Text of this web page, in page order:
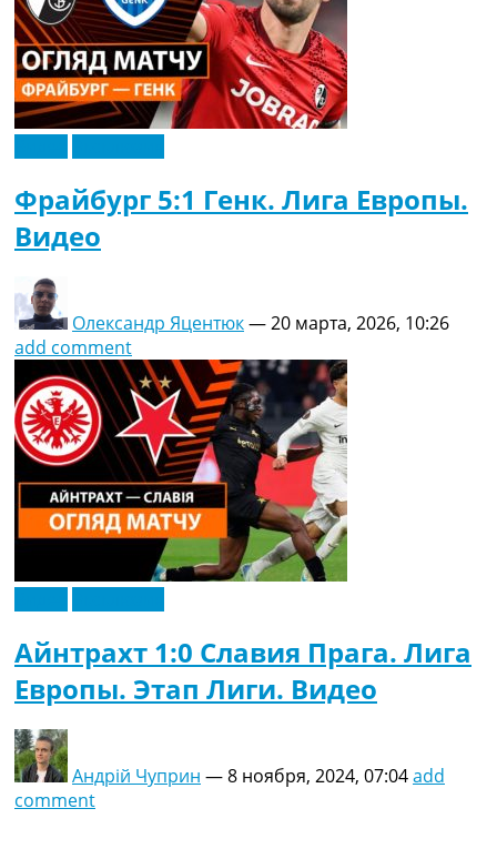
Фрайбург 5:1 Генк. Лига Европы.
Видео
Олександр Яцентюк—20 марта, 2026, 10:26
add comment
Айнтрахт 1:0 Славия Прага. Лига
Европы. Этап Лиги. Видео
Андрій Чуприн —8 ноября, 2024, 07:04add
comment